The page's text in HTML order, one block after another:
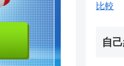
比較
自